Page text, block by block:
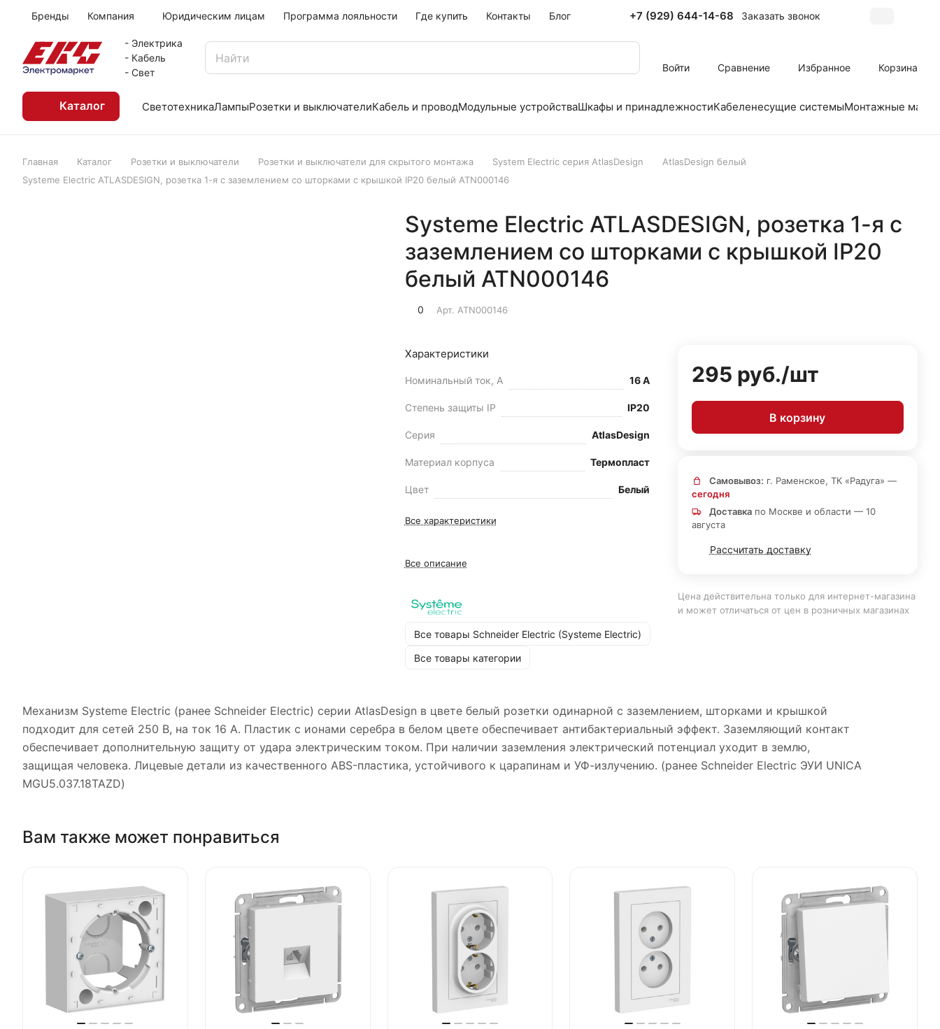
Бренды Компания Юридическим лицам Программа лояльности Где купить Контакты Блог +7 (929) 644-14-68 Заказать звонок
- Электрика
- Кабель
- Свет
Войти Сравнение Избранное Корзина
Каталог СветотехникаЛампыРозетки и выключателиКабель и проводМодульные устройстваШкафы и принадлежностиКабеленесущие системыМонтажные
Главная Каталог Розетки и выключатели Розетки и выключатели для скрытого монтажа System Electric серия AtlasDesign
AtlasDesign белый
Systeme Electric ATLASDESIGN, розетка 1-я с заземлением со шторками с крышкой IP20 белый ATN000146
Systeme Electric ATLASDESIGN, розетка 1-я с
заземлением со шторками с крышкой IP20
белый ATN000146
0 Арт. ATN000146
Характеристики
Номинальный ток, А 16 А
Степень защиты IP IP20
Серия AtlasDesign
Материал корпуса Термопласт
Цвет Белый
Все характеристики
Все описание
Все товары Schneider Electric (Systeme Electric)
Все товары категории
295 руб./шт
В корзину
Самовывоз: г. Раменское, ТК «Радуга» —
сегодня
Доставкапо Москве и области — 10
августа
Рассчитать доставку
Цена действительна только для интернет-магазина
и может отличаться от цен в розничных магазинах
Механизм Systeme Electric (ранее Schneider Electric) серии AtlasDesign в цвете белый розетки одинарной с заземлением, шторками и крышкой
подходит для сетей 250 В, на ток 16 А. Пластик с ионами серебра в белом цвете обеспечивает антибактериальный эффект. Заземляющий контакт
обеспечивает дополнительную защиту от удара электрическим током. При наличии заземления электрический потенциал уходит в землю,
защищая человека. Лицевые детали из качественного ABS-пластика, устойчивого к царапинам и УФ-излучению. (ранее Schneider Electric ЭУИ UNICA
MGU5.037.18TAZD)
Вам также может понравиться